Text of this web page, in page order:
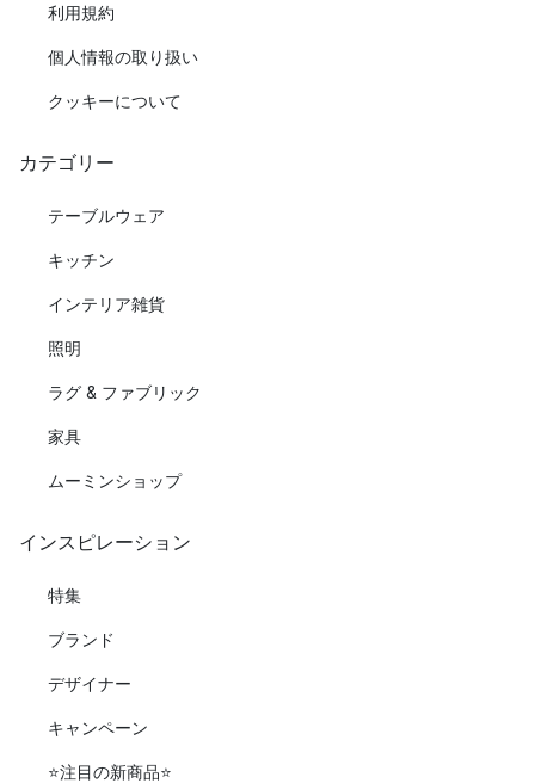
利用規約
個人情報の取り扱い
クッキーについて
カテゴリー
テーブルウェア
キッチン
インテリア雑貨
照明
ラグ & ファブリック
家具
ムーミンショップ
インスピレーション
特集
ブランド
デザイナー
キャンペーン
⭐️注目の新商品⭐️